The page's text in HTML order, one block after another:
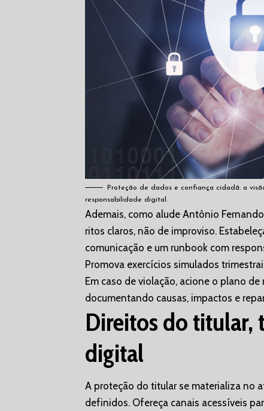
Proteção de dados e confiança cidadã: a
responsabilidade digital.
Ademais, como alude Antônio
ritos claros, não de improviso.
comunicação e um runbook com
Promova exercícios simulados
Em caso de violação, acione o plano
documentando causas, impactos e
Direitos do titular,
digital
A proteção do titular se materializa no
definidos. Ofereça canais acessíveis